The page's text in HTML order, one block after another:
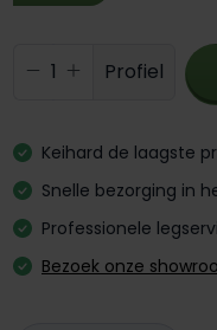
Profiel
Keihard de laagste
Snelle bezorging in
Professionele
Bezoek onze